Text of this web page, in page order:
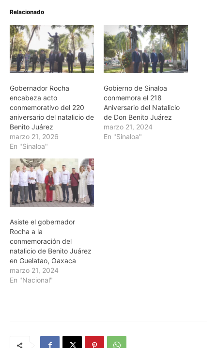
Relacionado
Gobernador Rocha
encabeza acto
conmemorativo del 220
aniversario del natalicio de
Benito Juárez
marzo 21, 2026
En "Sinaloa"
Gobierno de Sinaloa
conmemora el 218
Aniversario del Natalicio
de Don Benito Juárez
marzo 21, 2024
En "Sinaloa"
Asiste el gobernador
Rocha a la
conmemoración del
natalicio de Benito Juárez
en Guelatao, Oaxaca
marzo 21, 2024
En "Nacional"